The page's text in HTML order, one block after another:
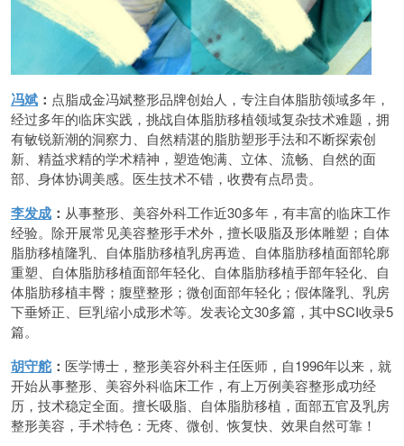
冯斌 ： 点脂成金冯斌整形品牌创始人，专注自体脂肪领域多年，
经过多年的临床实践，挑战自体脂肪移植领域复杂技术难题，拥
有敏锐新潮的洞察力、自然精湛的脂肪塑形手法和不断探索创
新、精益求精的学术精神，塑造饱满、立体、流畅、自然的面
部、身体协调美感。医生技术不错，收费有点昂贵。
李发成 ： 从事整形、美容外科工作近30多年，有丰富的临床工作
经验。除开展常见美容整形手术外，擅长吸脂及形体雕塑；自体
脂肪移植隆乳、自体脂肪移植乳房再造、自体脂肪移植面部轮廓
重塑、自体脂肪移植面部年轻化、自体脂肪移植手部年轻化、自
体脂肪移植丰臀；腹壁整形；微创面部年轻化；假体隆乳、乳房
下垂矫正、巨乳缩小成形术等。发表论文30多篇，其中SCI收录5
篇。
胡守舵： 医学博士，整形美容外科主任医师，自1996年以来，就
开始从事整形、美容外科临床工作，有上万例美容整形成功经
历，技术稳定全面。擅长吸脂、自体脂肪移植，面部五官及乳房
整形美容，手术特色：无疼、微创、恢复快、效果自然可靠！